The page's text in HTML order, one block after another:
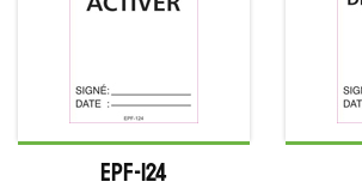
EPF-124